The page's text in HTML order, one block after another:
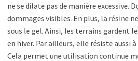
ne se dilate pas de manière excessive.
dommages visibles. En plus, la résine
sous le gel. Ainsi, les terrains gardent
en hiver. Par ailleurs, elle résiste aussi
Cela permet une utilisation continue